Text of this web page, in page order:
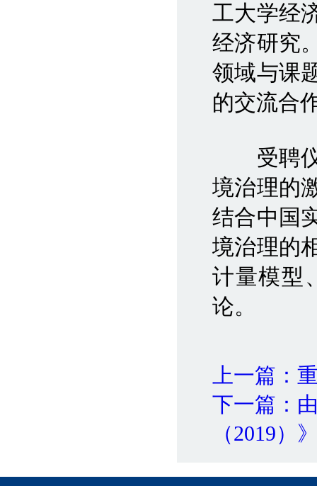
工大学经
经济研究
领域与课
的交流合
受聘仪
境治理的
结合中国
境治理的
计量模型
论。
上一篇：
下一篇：
（2019）